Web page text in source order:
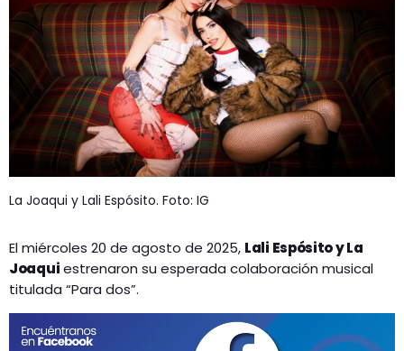
MÚSICA
ENTRETENIMIENTO
RADIO SPLENDID
CONTACTO
La Joaqui y Lali Espósito. Foto: IG
El miércoles 20 de agosto de 2025, Lali Espósito y La
Joaquiestrenaron su esperada colaboración musical
titulada “Para dos”.